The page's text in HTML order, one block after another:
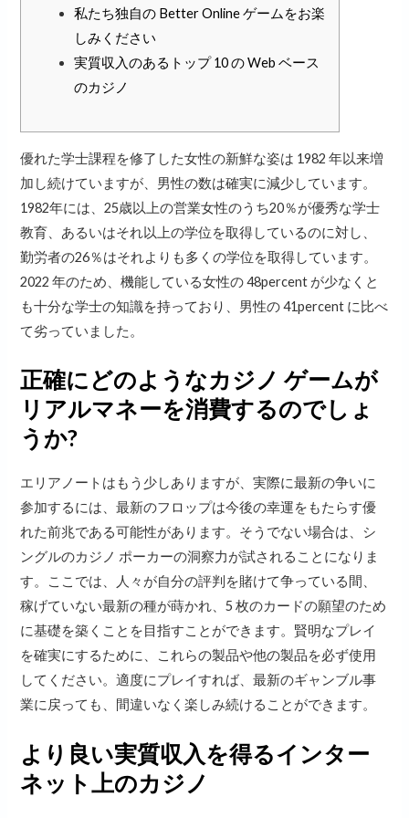
私たち独自の Better Online ゲームをお楽
しみください
実質収入のあるトップ 10 の Web ベース
のカジノ
優れた学士課程を修了した女性の新鮮な姿は 1982 年以来増
加し続けていますが、男性の数は確実に減少しています。
1982年には、25歳以上の営業女性のうち20％が優秀な学士
教育、あるいはそれ以上の学位を取得しているのに対し、
勤労者の26％はそれよりも多くの学位を取得しています。
2022 年のため、機能している女性の 48percent が少なくと
も十分な学士の知識を持っており、男性の 41percent に比べ
て劣っていました。
正確にどのようなカジノ ゲームが
リアルマネーを消費するのでしょ
うか?
エリアノートはもう少しありますが、実際に最新の争いに
参加するには、最新のフロップは今後の幸運をもたらす優
れた前兆である可能性があります。そうでない場合は、シ
ングルのカジノ ポーカーの洞察力が試されることになりま
す。ここでは、人々が自分の評判を賭けて争っている間、
稼げていない最新の種が蒔かれ、5 枚のカードの願望のため
に基礎を築くことを目指すことができます。賢明なプレイ
を確実にするために、これらの製品や他の製品を必ず使用
してください。適度にプレイすれば、最新のギャンブル事
業に戻っても、間違いなく楽しみ続けることができます。
より良い実質収入を得るインター
ネット上のカジノ